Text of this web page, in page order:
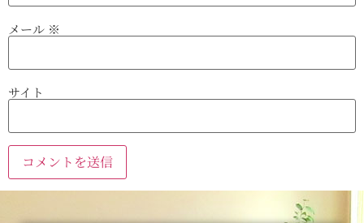
メール ※
サイト